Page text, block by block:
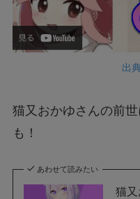
出
猫又おかゆさんの前
も！
あわせて読みたい
猫